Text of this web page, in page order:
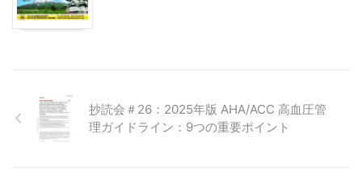
抄読会＃26：2025年版 AHA/ACC 高血圧管
理ガイドライン：9つの重要ポイント